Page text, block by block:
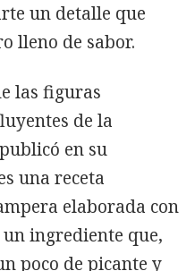
un detalle que
lleno de sabor.
las figuras
de la
en su
una receta
elaborada con
ingrediente que,
poco de picante y